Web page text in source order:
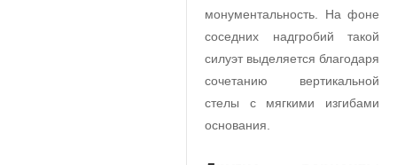
монументальность. На фоне
соседних надгробий такой
силуэт выделяется благодаря
сочетанию вертикальной
стелы с мягкими изгибами
основания.